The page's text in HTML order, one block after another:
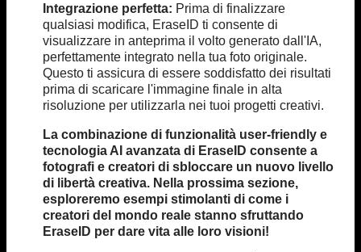
Integrazione perfetta: Prima di finalizzare
qualsiasi modifica, EraseID ti consente di
visualizzare in anteprima il volto generato dall'IA,
perfettamente integrato nella tua foto originale.
Questo ti assicura di essere soddisfatto dei risultati
prima di scaricare l'immagine finale in alta
risoluzione per utilizzarla nei tuoi progetti creativi.
La combinazione di funzionalità user-friendly e
tecnologia AI avanzata di EraseID consente a
fotografi e creatori di sbloccare un nuovo livello
di libertà creativa. Nella prossima sezione,
esploreremo esempi stimolanti di come i
creatori del mondo reale stanno sfruttando
EraseID per dare vita alle loro visioni!